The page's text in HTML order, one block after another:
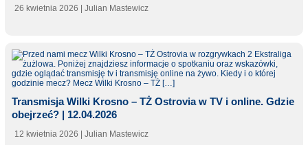
26 kwietnia 2026 | Julian Mastewicz
Transmisja Wilki Krosno – TŻ Ostrovia w TV i online. Gdzie
obejrzeć? | 12.04.2026
12 kwietnia 2026 | Julian Mastewicz